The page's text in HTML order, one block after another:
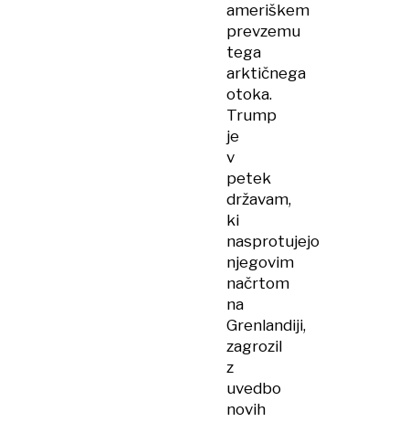
ameriškem
prevzemu
tega
arktičnega
otoka.
Trump
je
v
petek
državam,
ki
nasprotujejo
njegovim
načrtom
na
Grenlandiji,
zagrozil
z
uvedbo
novih